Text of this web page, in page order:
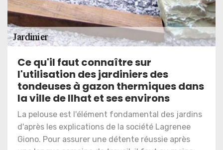
Ce qu'il faut connaître sur
l'utilisation des jardiniers des
tondeuses à gazon thermiques dans
la ville de Ilhat et ses environs
La pelouse est l'élément fondamental des jardins
d'après les explications de la société Lagrenee
Giono. Pour assurer une détente réussie après